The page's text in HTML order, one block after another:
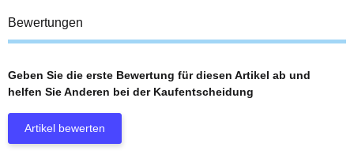
Bewertungen
Geben Sie die erste Bewertung für diesen Artikel ab und
helfen Sie Anderen bei der Kaufentscheidung
Artikel bewerten